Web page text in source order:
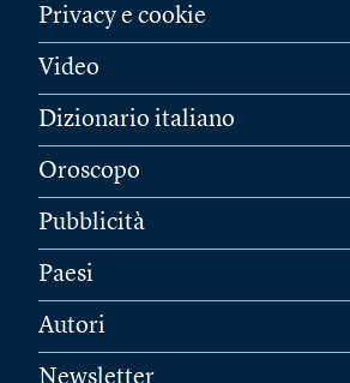
Privacy e cookie
Video
Dizionario italiano
Oroscopo
Pubblicità
Paesi
Autori